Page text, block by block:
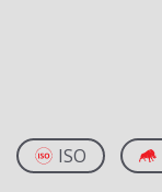
ISO